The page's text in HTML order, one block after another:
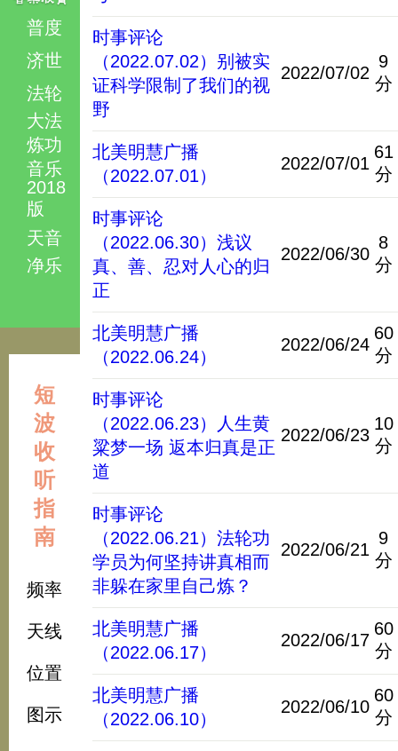
普度
济世
法轮
大法
炼功
音乐
2018
版
天音
净乐
短
波
收
听
指
南
频率
天线
位置
图示
时事评论
（2022.07.02）别被实
证科学限制了我们的视
野
2022/07/02
9
分
北美明慧广播
（2022.07.01）
2022/07/01
61
分
时事评论
（2022.06.30）浅议
真、善、忍对人心的归
正
2022/06/30
8
分
北美明慧广播
（2022.06.24）
2022/06/24
60
分
时事评论
（2022.06.23）人生黄
粱梦一场 返本归真是正
道
2022/06/23
10
分
时事评论
（2022.06.21）法轮功
学员为何坚持讲真相而
非躲在家里自己炼？
2022/06/21
9
分
北美明慧广播
（2022.06.17）
2022/06/17
60
分
北美明慧广播
（2022.06.10）
2022/06/10
60
分